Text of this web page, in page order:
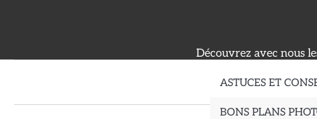
Découvrez avec nous
ASTUCES ET
BONS PLANS